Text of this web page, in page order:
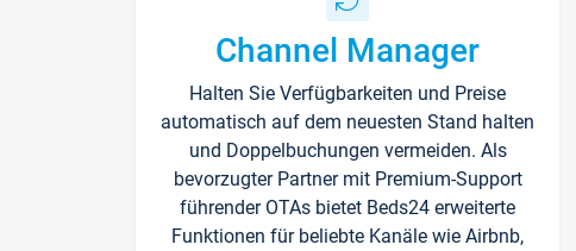
Channel Manager
Halten Sie Verfügbarkeiten und Preise
automatisch auf dem neuesten Stand halten
und Doppelbuchungen vermeiden. Als
bevorzugter Partner mit Premium-Support
führender OTAs bietet Beds24 erweiterte
Funktionen für beliebte Kanäle wie Airbnb,